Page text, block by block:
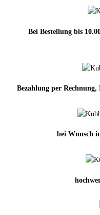
Bei Bestellung bis
Bezahlung per
bei Wunsch